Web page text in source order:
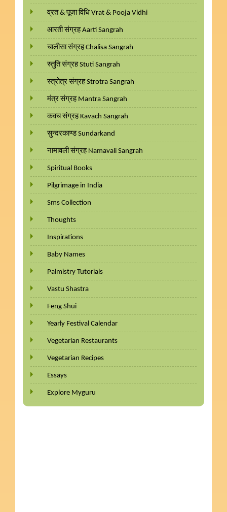
व्रत & पूजा विधि Vrat & Pooja Vidhi
आरती संग्रह Aarti Sangrah
चालीसा संग्रह Chalisa Sangrah
स्तुति संग्रह Stuti Sangrah
स्त्रोत्र संग्रह Strotra Sangrah
मंत्र संग्रह Mantra Sangrah
कवच संग्रह Kavach Sangrah
सुन्दरकाण्ड Sundarkand
नामावली संग्रह Namavali Sangrah
Spiritual Books
Pilgrimage in India
Sms Collection
Thoughts
Inspirations
Baby Names
Palmistry Tutorials
Vastu Shastra
Feng Shui
Yearly Festival Calendar
Vegetarian Restaurants
Vegetarian Recipes
Essays
Explore Myguru